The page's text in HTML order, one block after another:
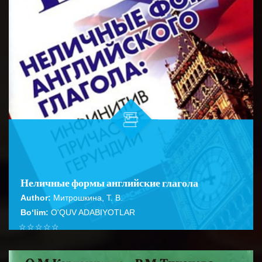
Неличные формы английские глагола
Author: Митрошкина, Т. В.
Bo‘lim: O'QUV ADABIYOTLAR
☆
☆
☆
☆
☆
Справочник содержит подробное описание правил